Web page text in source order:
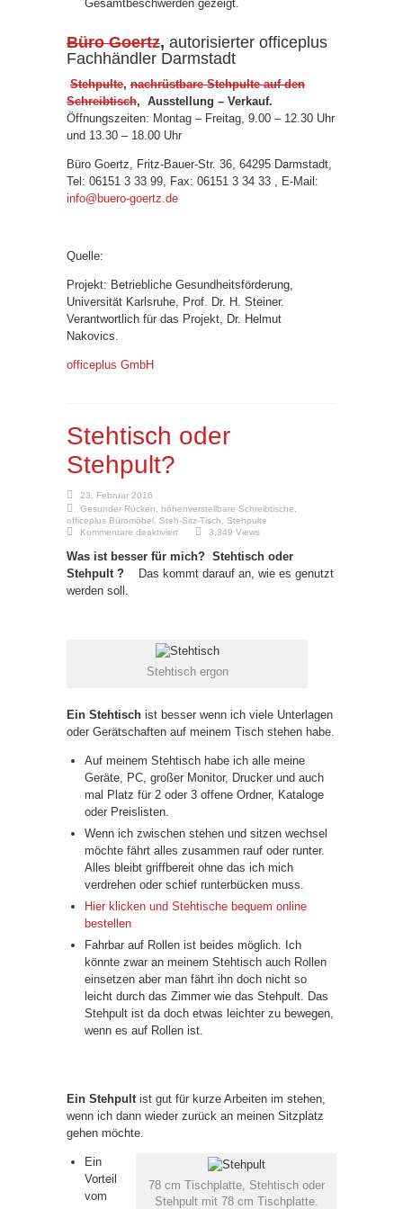
Gesamtbeschwerden gezeigt.
Büro Goertz, autorisierter officeplus
Fachhändler Darmstadt
Stehpulte, nachrüstbare Stehpulte auf den
Schreibtisch, Ausstellung – Verkauf.
Öffnungszeiten: Montag – Freitag, 9.00 – 12.30 Uhr
und 13.30 – 18.00 Uhr
Büro Goertz, Fritz-Bauer-Str. 36, 64295 Darmstadt,
Tel: 06151 3 33 99, Fax: 06151 3 34 33 , E-Mail:
info@buero-goertz.de
Quelle:
Projekt: Betriebliche Gesundheitsförderung,
Universität Karlsruhe, Prof. Dr. H. Steiner.
Verantwortlich für das Projekt, Dr. Helmut
Nakovics.
officeplus GmbH
Stehtisch oder
Stehpult?
23. Februar 2016
Gesunder Rücken
höhenverstellbare Schreibtische
officeplus Büromöbel Steh-Sitz-Tisch
Stehpulte
Kommentare deaktiviertfür
oder
Stehpult?
3,349 Views
Was ist besser für mich? Stehtisch oder
Stehpult ?
Das kommt darauf an, wie es genutzt
werden soll.
Stehtisch ergon
Ein Stehtisch ist besser wenn ich viele Unterlagen
oder Gerätschaften auf meinem Tisch stehen habe.
Auf meinem Stehtisch habe ich alle meine
Geräte, PC, großer Monitor, Drucker und auch
mal Platz für 2 oder 3 offene Ordner, Kataloge
oder Preislisten.
Wenn ich zwischen stehen und sitzen wechsel
möchte fährt alles zusammen rauf oder runter.
Alles bleibt griffbereit ohne das ich mich
verdrehen oder schief runterbücken muss.
Hier klicken und Stehtische bequem online
bestellen
Fahrbar auf Rollen ist beides möglich. Ich
könnte zwar an meinem Stehtisch auch Rollen
einsetzen aber man fährt ihn doch nicht so
leicht durch das Zimmer wie das Stehpult. Das
Stehpult ist da doch etwas leichter zu bewegen,
wenn es auf Rollen ist.
Ein Stehpultist gut für kurze Arbeiten im stehen,
wenn ich dann wieder zurück an meinen Sitzplatz
gehen möchte.
78 cm Tischplatte, Stehtisch oder
Stehpult mit 78 cm Tischplatte.
Ein
Vorteil
vom